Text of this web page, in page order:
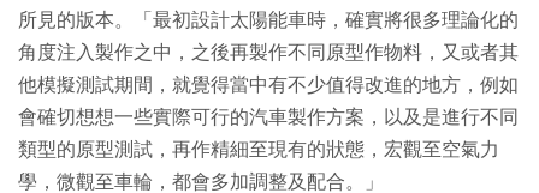
所見的版本。「最初設計太陽能車時，確實將很多理論化的
角度注入製作之中，之後再製作不同原型作物料，又或者其
他模擬測試期間，就覺得當中有不少值得改進的地方，例如
會確切想想一些實際可行的汽車製作方案，以及是進行不同
類型的原型測試，再作精細至現有的狀態，宏觀至空氣力
學，微觀至車輪，都會多加調整及配合。」